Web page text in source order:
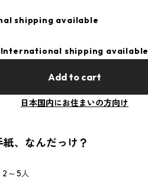
shipping available
International shipping available
Add to cart
日本国内にお住まいの方向け
、なんだっけ？
～5人